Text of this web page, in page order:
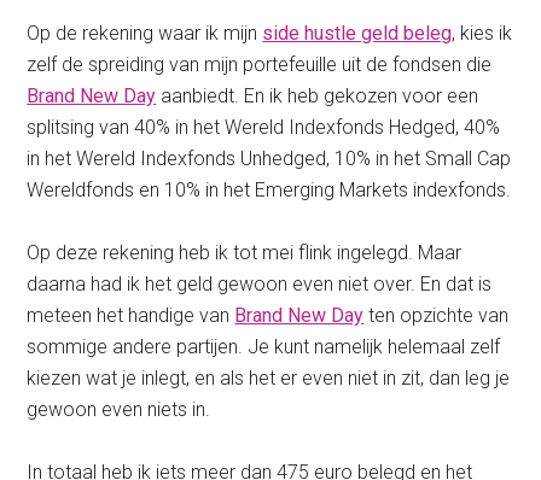
Op de rekening waar ik mijn side hustle geld beleg, kies ik
zelf de spreiding van mijn portefeuille uit de fondsen die
Brand New Day aanbiedt. En ik heb gekozen voor een
splitsing van 40% in het Wereld Indexfonds Hedged, 40%
in het Wereld Indexfonds Unhedged, 10% in het Small Cap
Wereldfonds en 10% in het Emerging Markets indexfonds.
Op deze rekening heb ik tot mei flink ingelegd. Maar
daarna had ik het geld gewoon even niet over. En dat is
meteen het handige van Brand New Day ten opzichte van
sommige andere partijen. Je kunt namelijk helemaal zelf
kiezen wat je inlegt, en als het er even niet in zit, dan leg je
gewoon even niets in.
In totaal heb ik iets meer dan 475 euro belegd en het